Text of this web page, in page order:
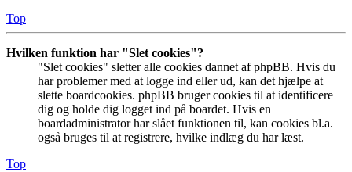
Top
Hvilken funktion har "Slet cookies"?
"Slet cookies" sletter alle cookies dannet af phpBB. Hvis du
har problemer med at logge ind eller ud, kan det hjælpe at
slette boardcookies. phpBB bruger cookies til at identificere
dig og holde dig logget ind på boardet. Hvis en
boardadministrator har slået funktionen til, kan cookies bl.a.
også bruges til at registrere, hvilke indlæg du har læst.
Top